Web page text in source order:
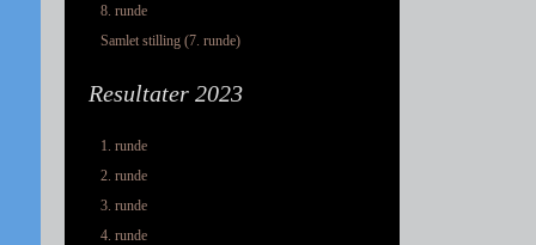
8. runde
Samlet stilling (7. runde)
Resultater 2023
1. runde
2. runde
3. runde
4. runde